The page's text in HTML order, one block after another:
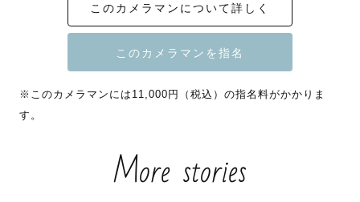
希望のカットや雰囲気等もお伺いしていますので、遠慮な
くお伝えください！
ZOOMや電話での打ち合わせも可能です🌼
------- 写真にかける想い -------
このカメラマンについて詳しく
※このカメラマンには11,000円（税込）の指名料がかかりま
す。
More stories